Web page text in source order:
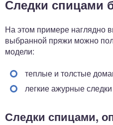
Следки спицами
На этом примере наглядно
выбранной пряжи можно
модели:
теплые и толстые
легкие ажурные
Следки спицами,